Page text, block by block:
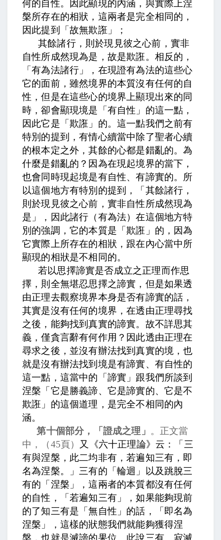
何的自性。因此顯現的內涵，與實際上涅
槃所存在的相狀，這兩者是完全相同的，
因此提到「故無欺誑」；
其餘諸行，則於現見彼之心前，實非
自性所成然現為是，故是欺誑。 相反的，
「有為法諸行」，在現證有為法的這些心
它的面前，雖然境界的本質沒有任何的自
性，但是在這些心的境界上顯現出來的同
時，卻會顯現境是「有自性」的這一點，
因此它是「欺誑」的。這一點我們之前有
特別的提到，有情心續當中除了聖者心續
的根本定之外，其餘的心都是錯亂的。為
什麼是錯亂的？因為在現起境界的當下，
也會同時現起境是有自性、有諦實的。所
以這個地方有特別的提到，「其餘諸行，
則於現見彼之心前，實非自性所成然現為
是」，因此諸行（有為法）在這個地方特
別的強調，它的本質是「欺誑」的，因為
它實際上所存在的相狀，跟在內心當中所
顯現的相狀是不相同的。
若以思擇諦實是否成立之正理而作思
擇，則全無堪忍思擇之諦實， 但是如果透
由正理去觀察境界本身是否有諦實的話，
其實是沒有任何的境界，在透由正理尋找
之後，能夠找到真實的諦實。 故不詳思其
義，僅貪言辭有何作用？ 因此透由正理在
尋求之後，並沒有辦法找到真實的境，也
就是沒有辦法找到境是有諦實、有自性的
這一點，這當中的「諦實」跟我們所談到
涅槃「它是勝義諦、它是諦實的、它是不
欺誑」的這個道理，是完全不相同的內
涵。
第十個部分，「證成之理」 。正文當
中，
（45頁） 又《六十正理論》云：「三
有與涅槃，此二均非有，若遍知三有，即
名為涅槃。」 三有的「輪迴」以及跳脫三
有的「涅槃」，這兩者的本質都沒有任何
的自性，「若遍知三有」，如果能夠現前
的了知三有是「無自性」的話，「即名為
涅槃」，這樣的狀態我們就能夠獲得涅
槃，也就是滅諦的果位。 此說三有、寂滅